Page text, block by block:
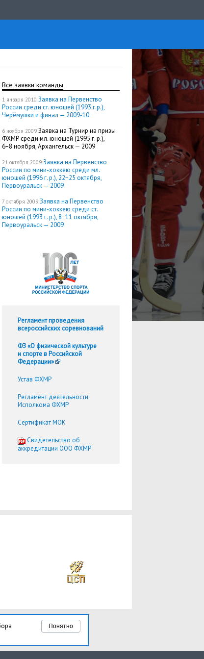
Все заявки команды
1 января 2010 Заявка на Первенство
России среди ст. юношей (1993 г.р.),
Черёмушки и финал — 2009-10
6 ноября 2009 Заявка на Турнир на призы
ФХМР среди мл. юношей (1995 г. р.),
6−8 ноября, Архангельск — 2009
21 октября 2009 Заявка на Первенство
России по мини-хоккею среди мл.
юношей (1996 г. р.), 22−25 октября,
Первоуральск — 2009
7 октября 2009 Заявка на Первенство
России по мини-хоккею среди ст.
юношей (1993 г. р.), 8−11 октября,
Первоуральск — 2009
Регламент проведения
всероссийских соревнований
ФЗ «О физической культуре
и спорте в Российской
Федерации»
Устав ФХМР
Регламент деятельности
Исполкома ФХМР
Сертификат МОК
Cвидетельство об
аккредитации ООО ФХМР
Понятно